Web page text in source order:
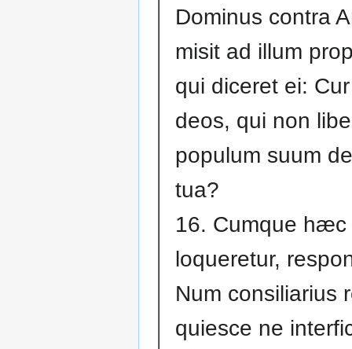
Dominus contra
misit ad illum
qui diceret ei:
deos, qui non
populum suum
tua?
16. Cumque hæc
loqueretur,
Num consiliarius
quiesce ne